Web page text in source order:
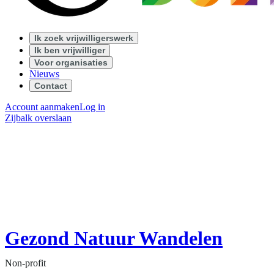
Ik zoek vrijwilligerswerk
Ik ben vrijwilliger
Voor organisaties
Nieuws
Contact
Account aanmakenLog in
Zijbalk overslaan
Gezond Natuur Wandelen
Non-profit